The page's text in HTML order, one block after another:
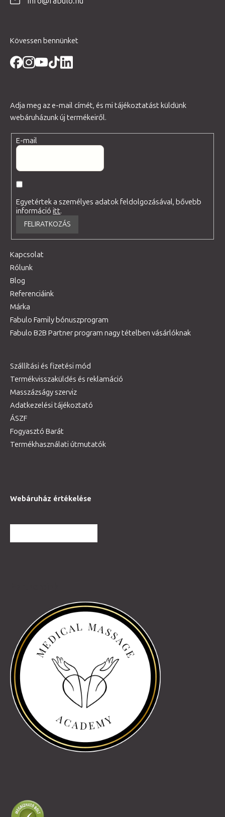
Kövessen bennünket
Adja meg az e-mail címét, és mi tájékoztatást küldünk
webáruházunk új termékeiről.
E-mail
Egyetértek a személyes adatok feldolgozásával, bővebb
információitt.
FELIRATKOZÁS
Kapcsolat
Rólunk
Blog
Referenciáink
Márka
Fabulo Family bónuszprogram
Fabulo B2B Partner program nagy tételben vásárlóknak
Szállítási és fizetési mód
Termékvisszaküldés és reklamáció
Masszázságy szerviz
Adatkezelési tájékoztató
ÁSZF
Fogyasztó Barát
Termékhasználati útmutatók
Webáruház értékelése